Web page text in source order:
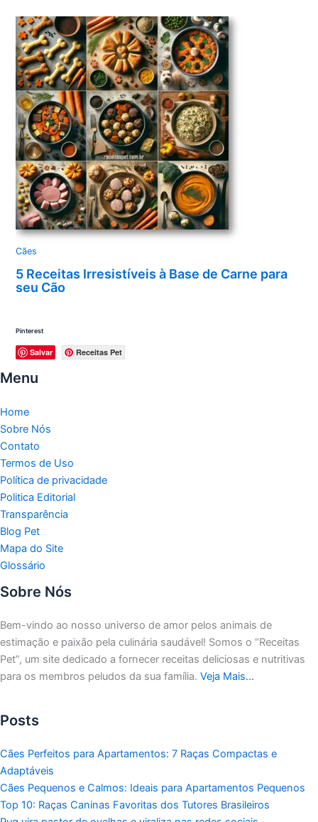
Cães
5 Receitas Irresistíveis à Base de Carne para
seu Cão
Pinterest
Salvar Receitas Pet
Menu
Home
Sobre Nós
Contato
Termos de Uso
Política de privacidade
Politica Editorial
Transparência
Blog Pet
Mapa do Site
Glossário
Sobre Nós
Bem-vindo ao nosso universo de amor pelos animais de
estimação e paixão pela culinária saudável! Somos o “Receitas
Pet”, um site dedicado a fornecer receitas deliciosas e nutritivas
para os membros peludos da sua família. Veja Mais…
Posts
Cães Perfeitos para Apartamentos: 7 Raças Compactas e
Adaptáveis
Cães Pequenos e Calmos: Ideais para Apartamentos Pequenos
Top 10: Raças Caninas Favoritas dos Tutores Brasileiros